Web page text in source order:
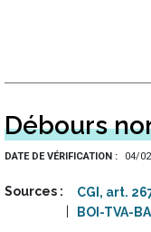
Débours
DATE DE VÉRIFICATION 04/
Sources CGI, art.
BOI-TVA-